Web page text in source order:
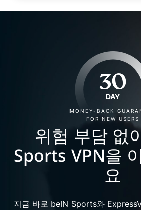
30
DAY
MONEY-BACK
FOR NEW USERS
위험 부담 없
Sports VPN을
요
지금 바로 beIN Sports와